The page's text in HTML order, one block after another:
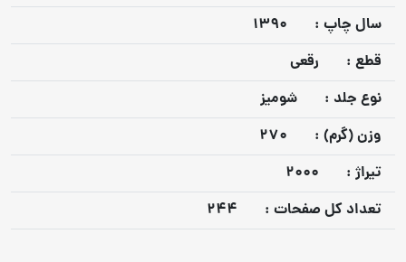
سال چاپ :
1390
قطع :
رقعی
نوع جلد :
شومیز
وزن (گرم) :
270
تيراژ :
2000
تعداد كل صفحات :
244